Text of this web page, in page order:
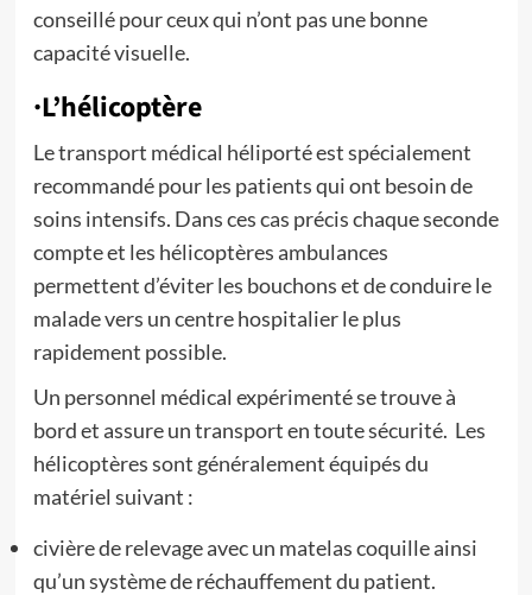
conseillé pour ceux qui n’ont pas une bonne
capacité visuelle.
·L’hélicoptère
Le transport médical héliporté est spécialement
recommandé pour les patients qui ont besoin de
soins intensifs. Dans ces cas précis chaque seconde
compte et les hélicoptères ambulances
permettent d’éviter les bouchons et de conduire le
malade vers un centre hospitalier le plus
rapidement possible.
Un personnel médical expérimenté se trouve à
bord et assure un transport en toute sécurité. Les
hélicoptères sont généralement équipés du
matériel suivant :
civière de relevage avec un matelas coquille ainsi
qu’un système de réchauffement du patient.